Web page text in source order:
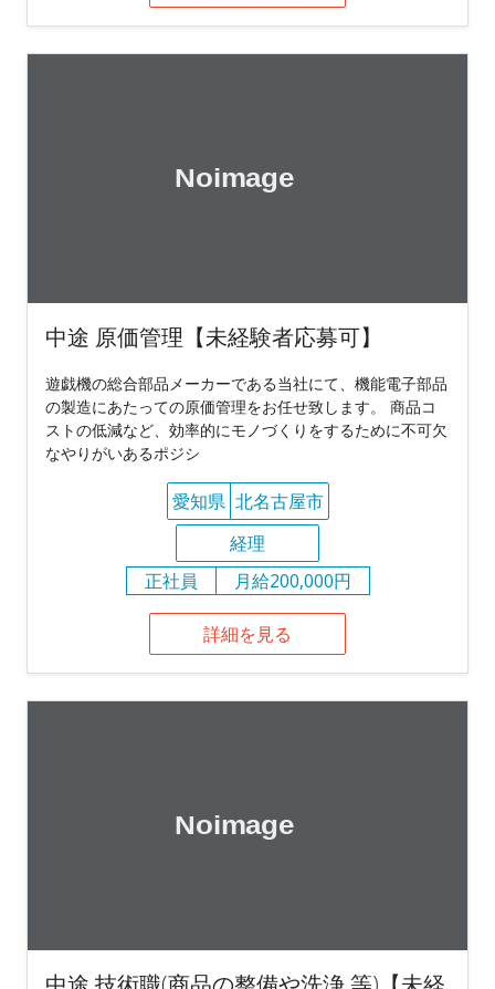
中途 原価管理【未経験者応募可】
遊戯機の総合部品メーカーである当社にて、機能電子部品
の製造にあたっての原価管理をお任せ致します。 商品コ
ストの低減など、効率的にモノづくりをするために不可欠
なやりがいあるポジシ
愛知県 北名古屋市
経理
正社員
月給200,000円
詳細を見る